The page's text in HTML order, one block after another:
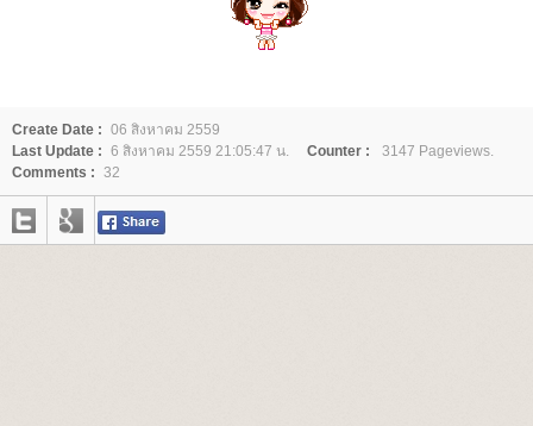
Create Date : 06 สิงหาคม 2559
Last Update : 6 สิงหาคม 2559 21:05:47 น. Counter :
3147 Pageviews.
Comments : 32